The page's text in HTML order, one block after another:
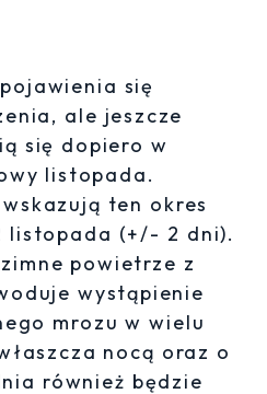
się
ale jeszcze
się dopiero w
listopada.
ten okres
listopada (+/- 2 dni).
powietrze z
wystąpienie
mrozu w wielu
nocą oraz o
również będzie